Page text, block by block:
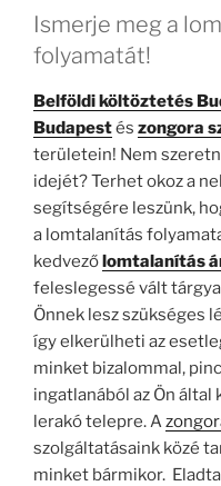
Ismerje meg a
folyamatát!
Belföldi költöztetés
Budapestés zongora
területein! Nem
idejét? Terhet okoz a
segítségére leszünk,
a lomtalanítás
kedvezőlomtalanítás
feleslegessé vált
Önnek lesz szükséges
így elkerülheti az
minket bizalommal,
ingatlanából az Ön
lerakó telepre. A
szolgáltatásaink közé
minket bármikor.